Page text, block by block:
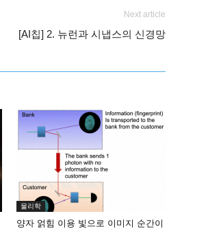
Next article
[AI칩] 2. 뉴런과 시냅스의 신경망
물리학
양자 얽힘 이용 빛으로 이미지 순간이